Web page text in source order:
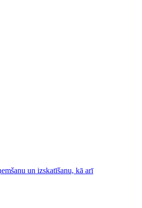
un izskatīšanu, kā arī